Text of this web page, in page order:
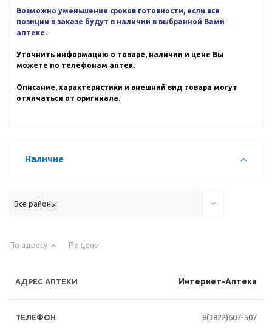
Возможно уменьшение сроков готовности, если все
позиции в заказе будут в наличии в выбранной Вами
аптеке.
Уточнить информацию о товаре, наличии и цене Вы
можете по телефонам аптек.
Описание, характеристики и внешний вид товара могут
отличаться от оригинала.
Наличие
Все районы
По адресу По цене
Интернет-Аптека
8(3822)607-507